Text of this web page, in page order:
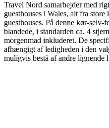
Travel Nord samarbejder med
guesthouses i Wales, alt fra
guesthouses. På denne kør-selv-
blandede, i standarden ca. 4
morgenmad inkluderet. De
afhængigt af ledigheden i den
muligvis bestå af andre lignende